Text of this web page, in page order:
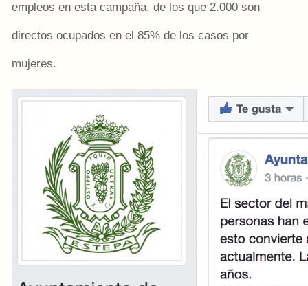
empleos en esta campaña, de los que 2.000 son
directos ocupados en el 85% de los casos por
mujeres.